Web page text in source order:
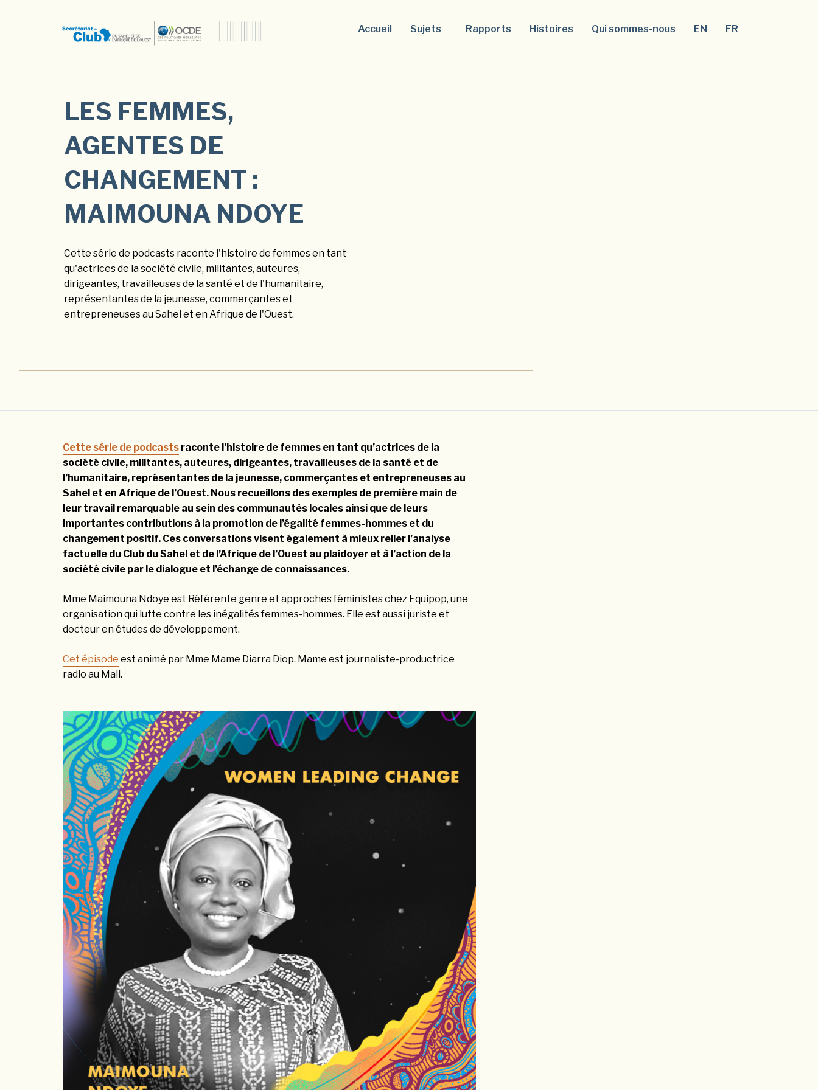
Accueil Sujets Rapports Histoires Qui sommes-nous EN FR
LES FEMMES,
AGENTES DE
CHANGEMENT :
MAIMOUNA NDOYE
Cette série de podcasts raconte l'histoire de femmes en tant
qu'actrices de la société civile, militantes, auteures,
dirigeantes, travailleuses de la santé et de l'humanitaire,
représentantes de la jeunesse, commerçantes et
entrepreneuses au Sahel et en Afrique de l'Ouest.
Cette série de podcasts raconte l’histoire de femmes en tant qu’actrices de la
société civile, militantes, auteures, dirigeantes, travailleuses de la santé et de
l’humanitaire, représentantes de la jeunesse, commerçantes et entrepreneuses au
Sahel et en Afrique de l’Ouest. Nous recueillons des exemples de première main de
leur travail remarquable au sein des communautés locales ainsi que de leurs
importantes contributions à la promotion de l’égalité femmes-hommes et du
changement positif. Ces conversations visent également à mieux relier l’analyse
factuelle du Club du Sahel et de l’Afrique de l’Ouest au plaidoyer et à l’action de la
société civile par le dialogue et l’échange de connaissances.
Mme Maimouna Ndoye est Référente genre et approches féministes chez Equipop, une
organisation qui lutte contre les inégalités femmes-hommes. Elle est aussi juriste et
docteur en études de développement.
Cet épisode est animé par Mme Mame Diarra Diop. Mame est journaliste-productrice
radio au Mali.